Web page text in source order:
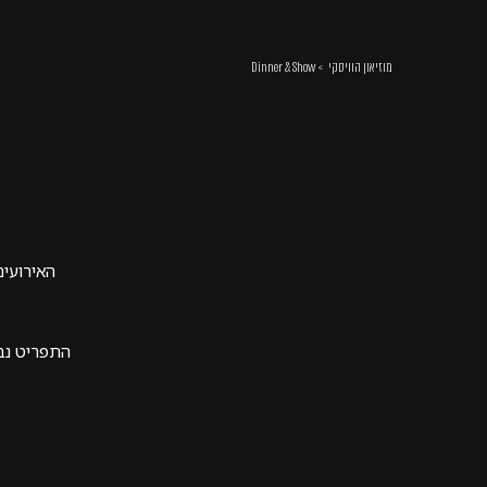
מוזיאון הוויסקי Dinner & Show
התפריט